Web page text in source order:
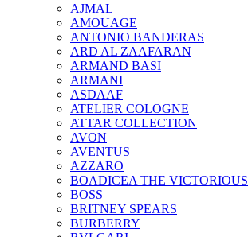
AJMAL
AMOUAGE
ANTONIO BANDERAS
ARD AL ZAAFARAN
ARMAND BASI
ARMANI
ASDAAF
ATELIER COLOGNE
ATTAR COLLECTION
AVON
AVENTUS
AZZARO
BOADICEA THE VICTORIOUS
BOSS
BRITNEY SPEARS
BURBERRY